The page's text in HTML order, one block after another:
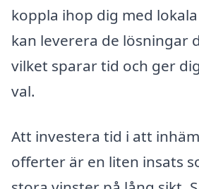
koppla ihop dig med
kan leverera de lösningar
vilket sparar tid och ger
val.
Att investera tid i att
offerter är en liten insats